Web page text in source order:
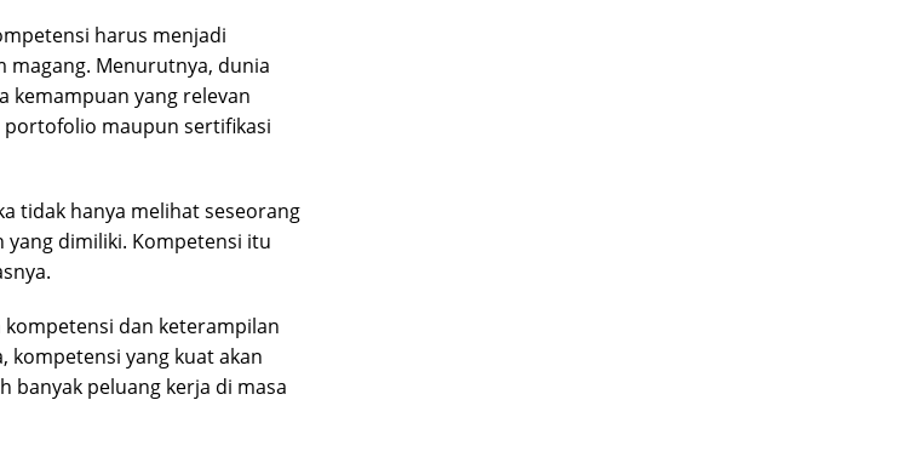
harus menjadi
magang. Menurutnya, dunia
kemampuan yang relevan
maupun sertifikasi
tidak hanya melihat seseorang
dimiliki. Kompetensi itu
dan keterampilan
kompetensi yang kuat akan
banyak peluang kerja di masa